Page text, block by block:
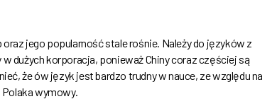
jego popularność stale rośnie. Należy do języków z
dużych korporacja, ponieważ Chiny coraz częściej są
że ów język jest bardzo trudny w nauce, ze względu na
wymowy.